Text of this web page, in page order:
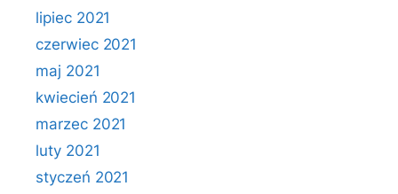
lipiec 2021
czerwiec 2021
maj 2021
kwiecień 2021
marzec 2021
luty 2021
styczeń 2021